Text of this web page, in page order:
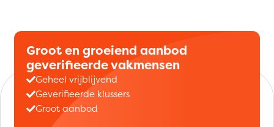
Groot en groeiend aanbod
geverifieerde vakmensen
Geheel vrijblijvend
Geverifieerde klussers
Groot aanbod